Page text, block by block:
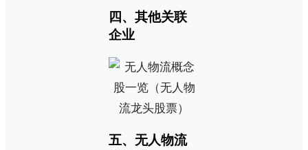
四、其他关联
企业
五、无人物流